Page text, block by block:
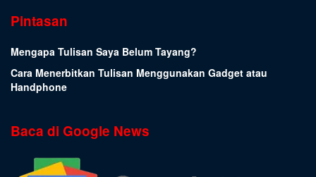
Pintasan
Mengapa Tulisan Saya Belum Tayang?
Cara Menerbitkan Tulisan Menggunakan Gadget atau
Handphone
Baca di Google News